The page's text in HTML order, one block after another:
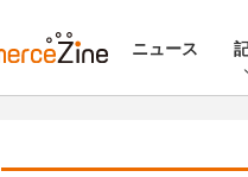
ニュース